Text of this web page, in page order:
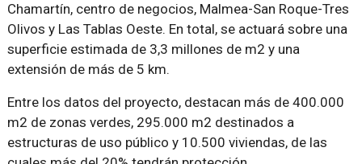
Chamartín, centro de negocios, Malmea-San Roque-Tres
Olivos y Las Tablas Oeste. En total, se actuará sobre una
superficie estimada de 3,3 millones de m2 y una
extensión de más de 5 km.
Entre los datos del proyecto, destacan más de 400.000
m2 de zonas verdes, 295.000 m2 destinados a
estructuras de uso público y 10.500 viviendas, de las